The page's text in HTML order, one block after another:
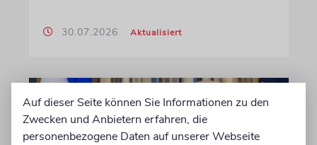
30.07.2026 Aktualisiert
Auf dieser Seite können Sie Informationen zu den
Zwecken und Anbietern erfahren, die
personenbezogene Daten auf unserer Webseite